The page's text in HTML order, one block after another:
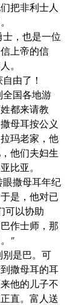
把非利士人
，也是一位
上帝的信
。
由了！
国各地游
都来请教
母耳按公义
玛老家，他
他们夫妇生
比亚。
撒母耳年纪
是，他对已
可以协助
作士师，那
”
是巴。可
撒母耳的耳
他的儿子不
直。富人送